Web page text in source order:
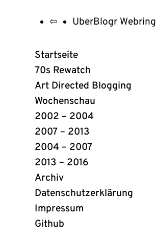
UberBlogr
Webring
Links
⇦ UberBlogr Webring
Startseite
70s Rewatch
Art Directed Blogging
Wochenschau
2002 – 2004
2007 – 2013
2004 – 2007
2013 – 2016
Archiv
Datenschutzerklärung
Impressum
Github